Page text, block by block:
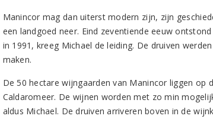
Manincor mag dan uiterst modern zijn, zijn
een landgoed neer. Eind zeventiende eeuw
in 1991, kreeg Michael de leiding. De druiven
maken.
De 50 hectare wijngaarden van Manincor liggen
Caldaromeer. De wijnen worden met zo min
aldus Michael. De druiven arriveren boven in de